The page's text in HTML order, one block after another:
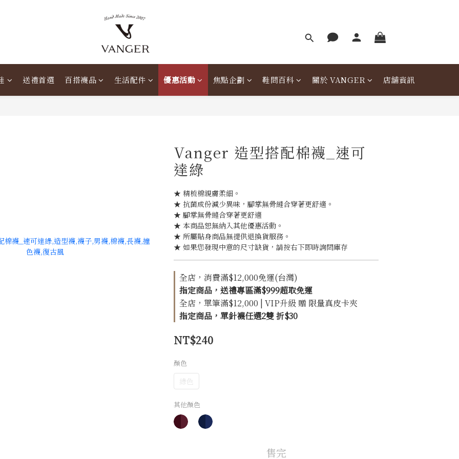
送禮首選 百搭襪品 生活配件 優惠活動 焦點企劃 鞋問百科 關於 VANGER 店舖資訊
Vanger 造型搭配棉襪_速可
達綠
★ 精梳棉親膚柔細。
★ 抗菌成份減少異味，腳掌無骨縫合穿著更舒適。
★ 腳掌無骨縫合穿著更舒適
★ 本商品恕無納入其他優惠活動。
★ 所屬貼身商品無提供退換貨服務。
★ 如果您發現中意的尺寸缺貨，請按右下即時詢問庫存
全店，消費滿$12,000免運(台灣)
指定商品，送禮專區滿$999超取免運
全店，單筆滿$12,000 | VIP升級 贈 限量真皮卡夾
指定商品，單針襪任選2雙 折$30
NT$240
顏色
綠色
其他顏色
售完